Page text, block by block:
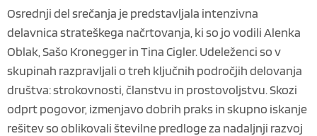
Osrednji del srečanja je predstavljala intenzivna
delavnica strateškega načrtovanja, ki so jo vodili Alenka
Oblak, Sašo Kronegger in Tina Cigler. Udeleženci so v
skupinah razpravljali o treh ključnih področjih delovanja
društva: strokovnosti, članstvu in prostovoljstvu. Skozi
odprt pogovor, izmenjavo dobrih praks in skupno iskanje
rešitev so oblikovali številne predloge za nadaljnji razvoj